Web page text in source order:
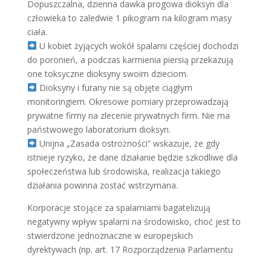
Dopuszczalna, dzienna dawka progowa dioksyn dla
człowieka to zaledwie 1 pikogram na kilogram masy
ciała.
U kobiet żyjących wokół spalarni częściej dochodzi
do poronień, a podczas karmienia piersią przekazują
one toksyczne dioksyny swoim dzieciom.
Dioksyny i furany nie są objęte ciągłym
monitoringiem. Okresowe pomiary przeprowadzają
prywatne firmy na zlecenie prywatnych firm. Nie ma
państwowego laboratorium dioksyn.
Unijna „Zasada ostrożności” wskazuje, że gdy
istnieje ryzyko, że dane działanie będzie szkodliwe dla
społeczeństwa lub środowiska, realizacja takiego
działania powinna zostać wstrzymana.
Korporacje stojące za spalarniami bagatelizują
negatywny wpływ spalarni na środowisko, choć jest to
stwierdzone jednoznaczne w europejskich
dyrektywach (np. art. 17 Rozporządzenia Parlamentu